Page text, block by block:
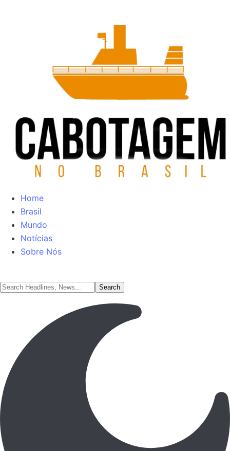
Home
Brasil
Mundo
Notícias
Sobre Nós